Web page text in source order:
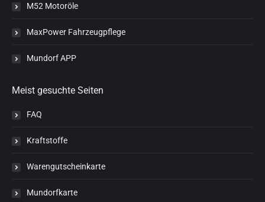
M52 Motoröle
MaxPower Fahrzeugpflege
Mundorf APP
Meist gesuchte Seiten
FAQ
Kraftstoffe
Warengutscheinkarte
Mundorfkarte